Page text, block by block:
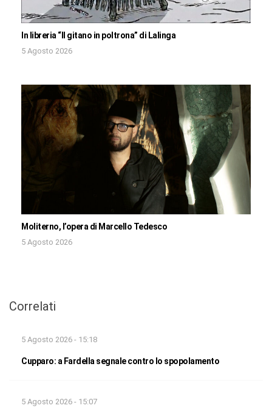
In libreria “Il gitano in poltrona” di Lalinga
5 Agosto 2026
Moliterno, l’opera di Marcello Tedesco
5 Agosto 2026
Correlati
5 Agosto 2026 - 15:18
Cupparo: a Fardella segnale contro lo spopolamento
5 Agosto 2026 - 15:07